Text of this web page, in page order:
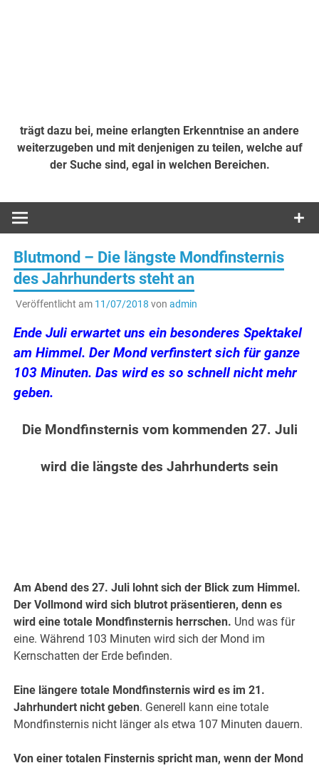
trägt dazu bei, meine erlangten Erkenntnise an andere
weiterzugeben und mit denjenigen zu teilen, welche auf
der Suche sind, egal in welchen Bereichen.
Blutmond – Die längste Mondfinsternis
des Jahrhunderts steht an
Veröffentlicht am 11/07/2018 von admin
Ende Juli erwartet uns ein besonderes Spektakel
am Himmel. Der Mond verfinstert sich für ganze
103 Minuten. Das wird es so schnell nicht mehr
geben.
Die Mondfinsternis vom kommenden 27. Juli
wird die längste des Jahrhunderts sein
Am Abend des 27. Juli lohnt sich der Blick zum Himmel.
Der Vollmond wird sich blutrot präsentieren, denn es
wird eine totale Mondfinsternis herrschen. Und was für
eine. Während 103 Minuten wird sich der Mond im
Kernschatten der Erde befinden.
Eine längere totale Mondfinsternis wird es im 21.
Jahrhundert nicht geben. Generell kann eine totale
Mondfinsternis nicht länger als etwa 107 Minuten dauern.
Von einer totalen Finsternis spricht man, wenn der Mond